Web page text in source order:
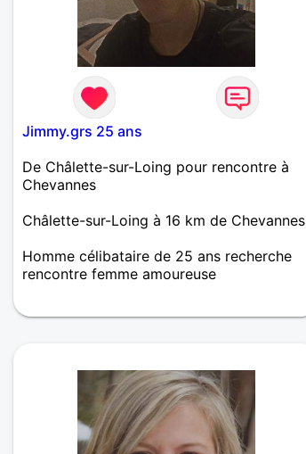
Jimmy.grs 25 ans
De Châlette-sur-Loing pour rencontre à
Chevannes
Châlette-sur-Loing à 16 km de Chevannes
Homme célibataire de 25 ans recherche
rencontre femme amoureuse
chill et bon délire une fois qu'on se
compliquée 😭 Papa de 2 petite fille mais
jamais je ne les imposerait pas de panique